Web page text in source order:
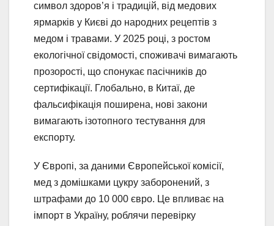
символ здоров’я і традицій, від медових
ярмарків у Києві до народних рецептів з
медом і травами. У 2025 році, з ростом
екологічної свідомості, споживачі вимагають
прозорості, що спонукає пасічників до
сертифікації. Глобально, в Китаї, де
фальсифікація поширена, нові закони
вимагають ізотопного тестування для
експорту.
У Європі, за даними Європейської комісії,
мед з домішками цукру заборонений, з
штрафами до 10 000 євро. Це впливає на
імпорт в Україну, роблячи перевірку